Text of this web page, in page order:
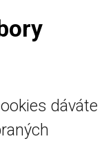
dáváte